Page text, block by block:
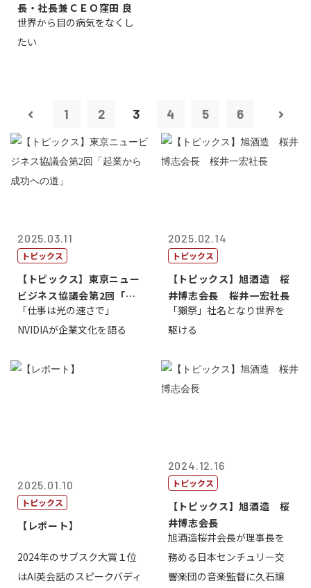
長・社長兼ＣＥＯ窪田 良
世界から目の病気をなくし
たい
1 2 3 4 5 6
2025.03.11
トピックス
【トピックス】東京ニュー
ビジネス協議会第2回「起
業から成功へ...
「仕事は光の速さで」
NVIDIAが企業文化を語る
2025.02.14
トピックス
【トピックス】旭酒造 桜
井博志会長 桜井一宏社長
「獺祭」社名となり世界を
駆ける
2025.01.10
トピックス
【レポート】
2024年のサブスク大賞１位
はAI英会話のスピークバディ
2024.12.16
トピックス
【トピックス】旭酒造 桜
井博志会長
旭酒造桜井会長が理事長を
務める日本センチュリー交
響楽団の音楽監督に久石譲